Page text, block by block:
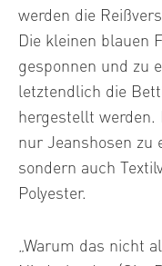
werden die
Die kleinen blauen
gesponnen und zu
letztendlich die
hergestellt werden.
nur Jeanshosen zu
sondern auch
Polyester.
„Warum das nicht